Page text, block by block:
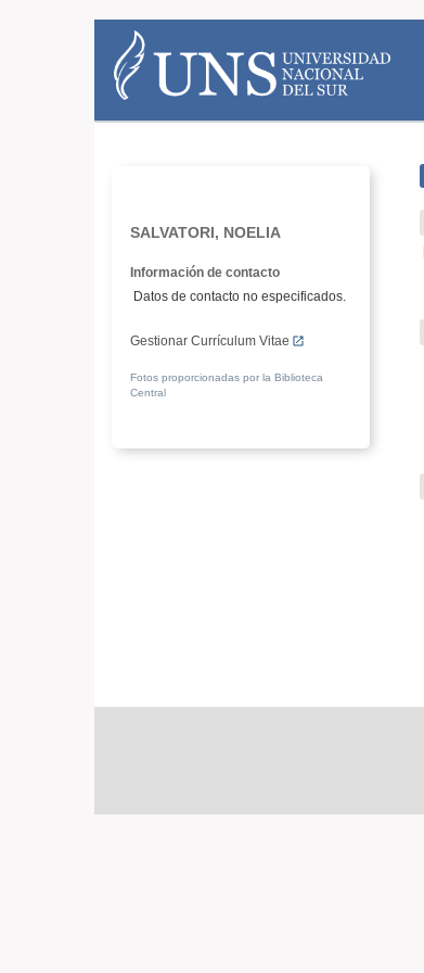
SALVATORI, NOELIA
Información de contacto
Datos de contacto no especificados.
Gestionar Currículum Vitae
Fotos proporcionadas por la Biblioteca
Central